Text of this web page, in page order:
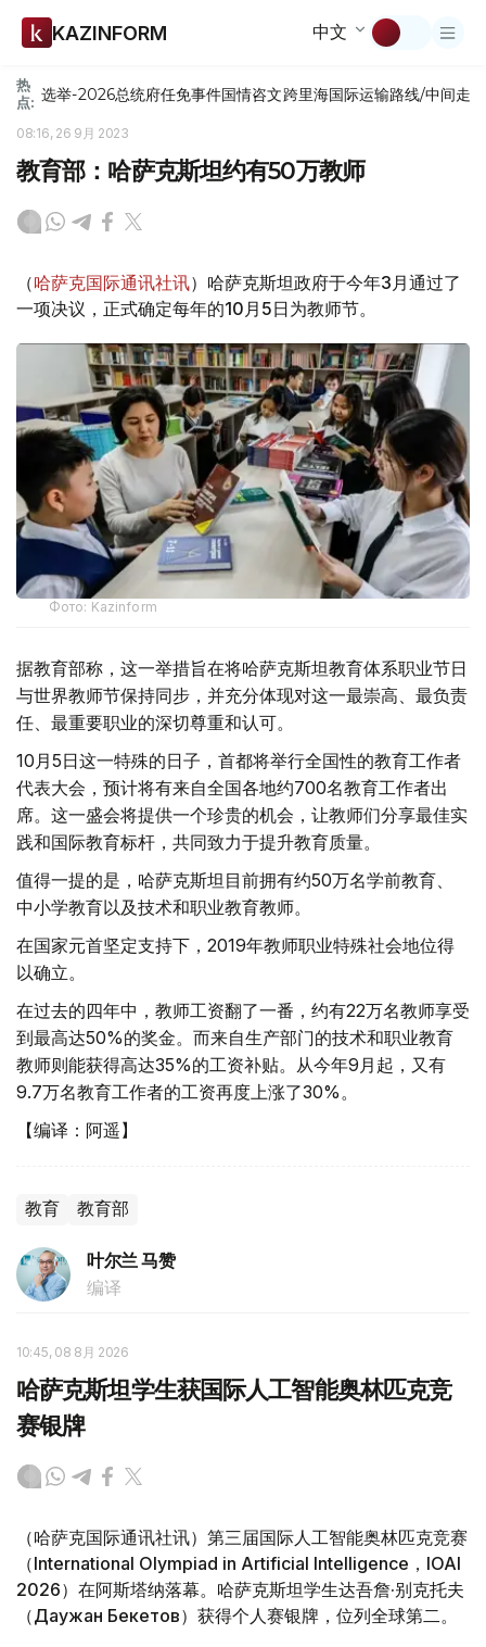
KAZINFORM 中文
热
点: 选举-2026总统府任免事件国情咨文跨里海国际运输路线/中间走廊
08:16, 26 9月 2023
教育部：哈萨克斯坦约有50万教师
（哈萨克国际通讯社讯）哈萨克斯坦政府于今年3月通过了
一项决议，正式确定每年的10月5日为教师节。
Фото: Kazinform
据教育部称，这一举措旨在将哈萨克斯坦教育体系职业节日
与世界教师节保持同步，并充分体现对这一最崇高、最负责
任、最重要职业的深切尊重和认可。
10月5日这一特殊的日子，首都将举行全国性的教育工作者
代表大会，预计将有来自全国各地约700名教育工作者出
席。这一盛会将提供一个珍贵的机会，让教师们分享最佳实
践和国际教育标杆，共同致力于提升教育质量。
值得一提的是，哈萨克斯坦目前拥有约50万名学前教育、
中小学教育以及技术和职业教育教师。
在国家元首坚定支持下，2019年教师职业特殊社会地位得
以确立。
在过去的四年中，教师工资翻了一番，约有22万名教师享受
到最高达50%的奖金。而来自生产部门的技术和职业教育
教师则能获得高达35%的工资补贴。从今年9月起，又有
9.7万名教育工作者的工资再度上涨了30%。
【编译：阿遥】
教育 教育部
叶尔兰 马赞
编译
10:45, 08 8月 2026
哈萨克斯坦学生获国际人工智能奥林匹克竞
赛银牌
（哈萨克国际通讯社讯）第三届国际人工智能奥林匹克竞赛
（International Olympiad in Artificial Intelligence，IOAI
2026）在阿斯塔纳落幕。哈萨克斯坦学生达吾詹·别克托夫
（Даужан Бекетов）获得个人赛银牌，位列全球第二。